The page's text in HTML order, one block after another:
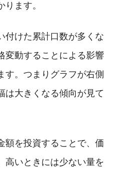
ます。
付けた累計口数が多くな
変動することによる影響
す。つまりグラフが右側
は大きくなる傾向が見て
額を投資することで、価
高いときには少ない量を